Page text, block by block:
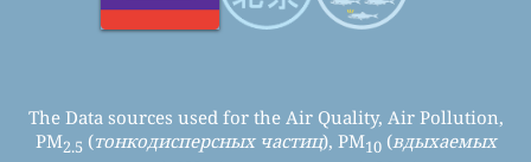
The Data sources used for the Air Quality, Air Pollution,
PM2.5 (тонкодисперсных частиц), PM10(вдыхаемых